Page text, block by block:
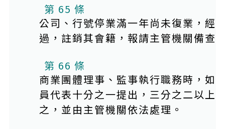
第 65 條
公司、行號停業滿一年尚未復業，經
過，註銷其會籍，報請主管機關備查
第 66 條
商業團體理事、監事執行職務時，如
員代表十分之一提出，三分之二以上
之，並由主管機關依法處理。